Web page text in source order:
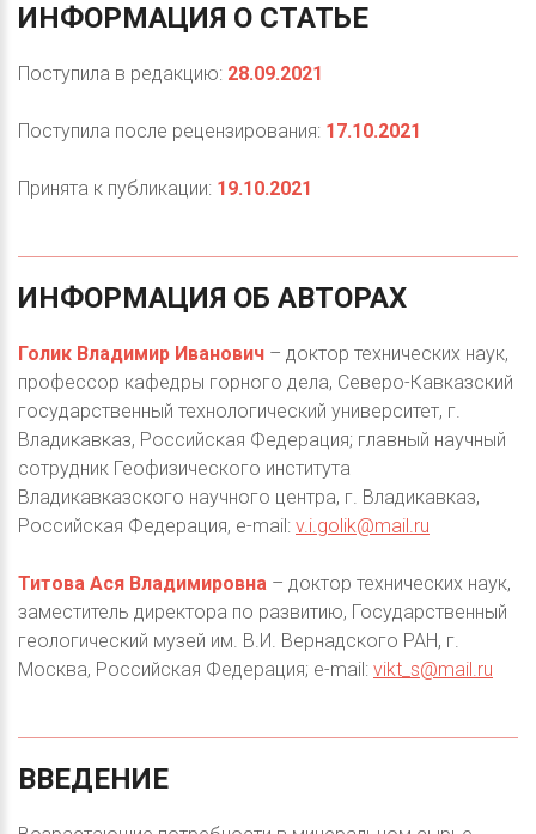
ИНФОРМАЦИЯ О СТАТЬЕ
Поступила в редакцию: 28.09.2021
Поступила после рецензирования: 17.10.2021
Принята к публикации: 19.10.2021
ИНФОРМАЦИЯ ОБ АВТОРАХ
Голик Владимир Иванович – доктор технических наук,
профессор кафедры горного дела, Северо-Кавказский
государственный технологический университет, г.
Владикавказ, Российская Федерация; главный научный
сотрудник Геофизического института
Владикавказского научного центра, г. Владикавказ,
Российская Федерация, e-mail: v.i.golik@mail.ru
Титова Ася Владимировна – доктор технических наук,
заместитель директора по развитию, Государственный
геологический музей им. В.И. Вернадского РАН, г.
Москва, Российская Федерация; e-mail: vikt_s@mail.ru
ВВЕДЕНИЕ